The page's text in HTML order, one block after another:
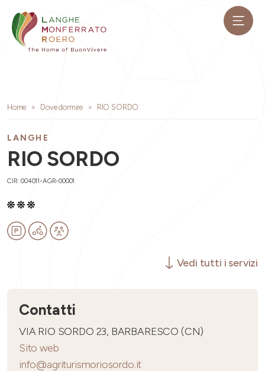
Home Dove dormire RIO SORDO
LANGHE
RIO SORDO
CIR: 004011-AGR-00001
Vedi tutti i servizi
Contatti
VIA RIO SORDO 23, BARBARESCO (CN)
Sito web
info@agriturismoriosordo.it